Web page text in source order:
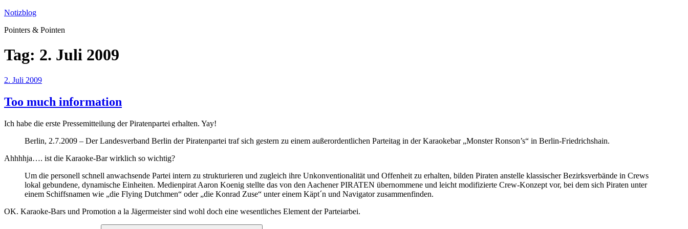
Zum
springen
Notizblog
Pointers & Pointen
Tag: 2. Juli 2009
Veröffentlicht
2. Juli 2009
Too much information
Ich habe die erste Pressemitteilung der Piratenpartei erhalten. Yay!
Berlin, 2.7.2009 – Der Landesverband Berlin der Piratenpartei traf sich gestern zu einem außerordentlichen Parteitag in der Karaokebar „Monster Ronson’s“ in Berlin-Friedrichshain.
Ahhhhja…. ist die Karaoke-Bar wirklich so wichtig?
Um die personell schnell anwachsende Partei intern zu strukturieren und zugleich ihre Unkonventionalität und Offenheit zu erhalten, bilden Piraten anstelle klassischer Bezirksverbände in Crews
lokal gebundene, dynamische Einheiten. Medienpirat Aaron Koenig stellte das von den Aachener PIRATEN übernommene und leicht modifizierte Crew-Konzept vor, bei dem sich Piraten unter
einem Schiffsnamen wie „die Flying Dutchmen“ oder „die Konrad Zuse“ unter einem Käpt´n und Navigator zusammenfinden.
OK. Karaoke-Bars und Promotion a la Jägermeister sind wohl doch eine wesentliches Element der Parteiarbei.